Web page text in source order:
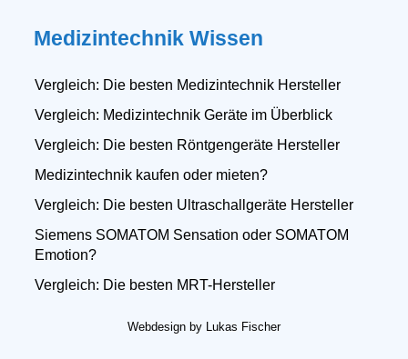
Medizintechnik Wissen
Vergleich: Die besten Medizintechnik Hersteller
Vergleich: Medizintechnik Geräte im Überblick
Vergleich: Die besten Röntgengeräte Hersteller
Medizintechnik kaufen oder mieten?
Vergleich: Die besten Ultraschallgeräte Hersteller
Siemens SOMATOM Sensation oder SOMATOM
Emotion?
Vergleich: Die besten MRT-Hersteller
Webdesign by Lukas Fischer